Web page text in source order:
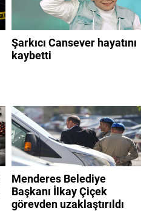
Şarkıcı Cansever hayatını
kaybetti
Menderes Belediye
Başkanı İlkay Çiçek
görevden uzaklaştırıldı